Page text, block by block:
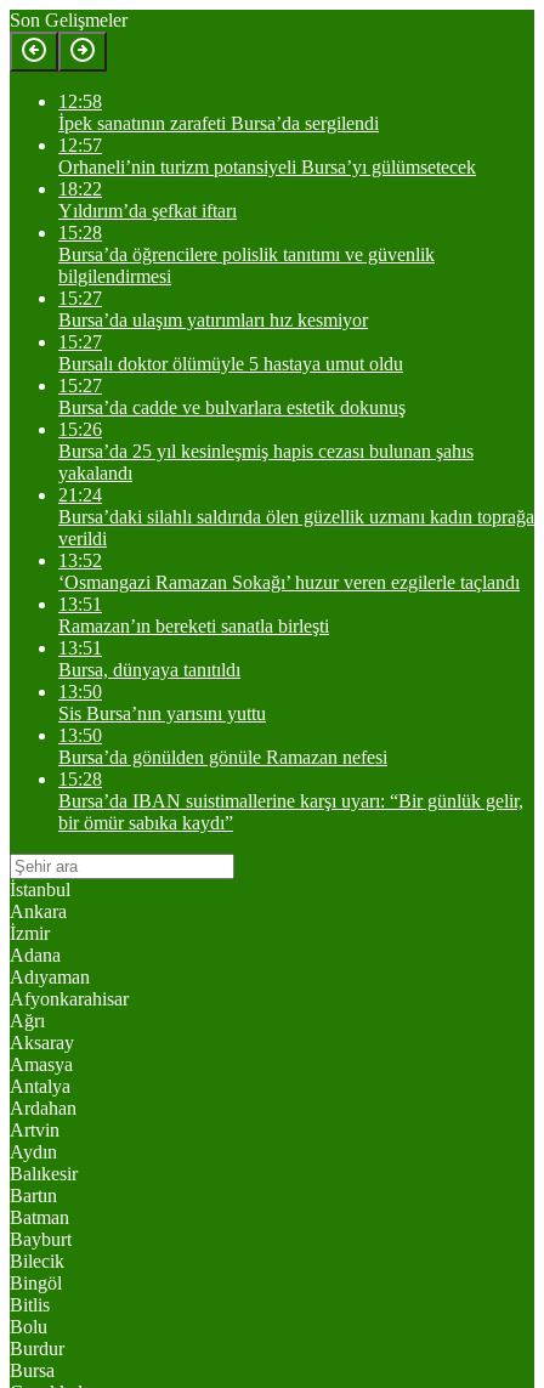
Son Gelişmeler
12:58
İpek sanatının zarafeti Bursa’da sergilendi
12:57
Orhaneli’nin turizm potansiyeli Bursa’yı gülümsetecek
18:22
Yıldırım’da şefkat iftarı
15:28
Bursa’da öğrencilere polislik tanıtımı ve güvenlik
bilgilendirmesi
15:27
Bursa’da ulaşım yatırımları hız kesmiyor
15:27
Bursalı doktor ölümüyle 5 hastaya umut oldu
15:27
Bursa’da cadde ve bulvarlara estetik dokunuş
15:26
Bursa’da 25 yıl kesinleşmiş hapis cezası bulunan şahıs
yakalandı
21:24
Bursa’daki silahlı saldırıda ölen güzellik uzmanı kadın toprağa
verildi
13:52
‘Osmangazi Ramazan Sokağı’ huzur veren ezgilerle taçlandı
13:51
Ramazan’ın bereketi sanatla birleşti
13:51
Bursa, dünyaya tanıtıldı
13:50
Sis Bursa’nın yarısını yuttu
13:50
Bursa’da gönülden gönüle Ramazan nefesi
15:28
Bursa’da IBAN suistimallerine karşı uyarı: “Bir günlük gelir,
bir ömür sabıka kaydı”
İstanbul
Ankara
İzmir
Adana
Adıyaman
Afyonkarahisar
Ağrı
Aksaray
Amasya
Antalya
Ardahan
Artvin
Aydın
Balıkesir
Bartın
Batman
Bayburt
Bilecik
Bingöl
Bitlis
Bolu
Burdur
Bursa